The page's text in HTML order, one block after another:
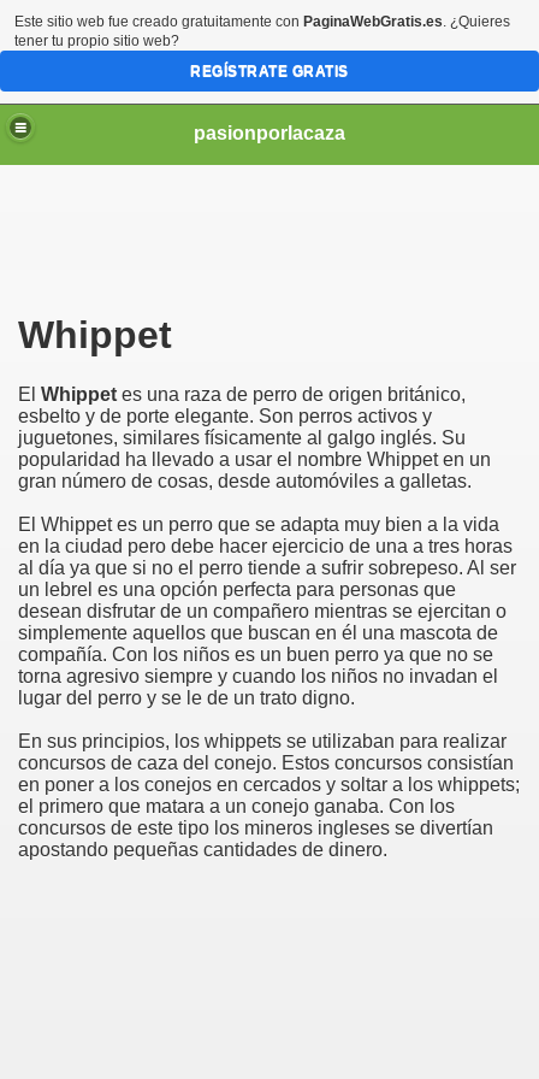
pasionporlacaza
Whippet
El Whippet es una raza de perro de origen británico,
esbelto y de porte elegante. Son perros activos y
juguetones, similares físicamente al galgo inglés. Su
popularidad ha llevado a usar el nombre Whippet en un
gran número de cosas, desde automóviles a galletas.
El Whippet es un perro que se adapta muy bien a la vida
en la ciudad pero debe hacer ejercicio de una a tres horas
al día ya que si no el perro tiende a sufrir sobrepeso. Al ser
un lebrel es una opción perfecta para personas que
desean disfrutar de un compañero mientras se ejercitan o
simplemente aquellos que buscan en él una mascota de
compañía. Con los niños es un buen perro ya que no se
torna agresivo siempre y cuando los niños no invadan el
lugar del perro y se le de un trato digno.
En sus principios, los whippets se utilizaban para realizar
concursos de caza del conejo. Estos concursos consistían
en poner a los conejos en cercados y soltar a los whippets;
el primero que matara a un conejo ganaba. Con los
concursos de este tipo los mineros ingleses se divertían
apostando pequeñas cantidades de dinero.
Este sitio web fue creado gratuitamente con PaginaWebGratis.es. ¿Quieres
tener tu propio sitio web?
REGÍSTRATE GRATIS